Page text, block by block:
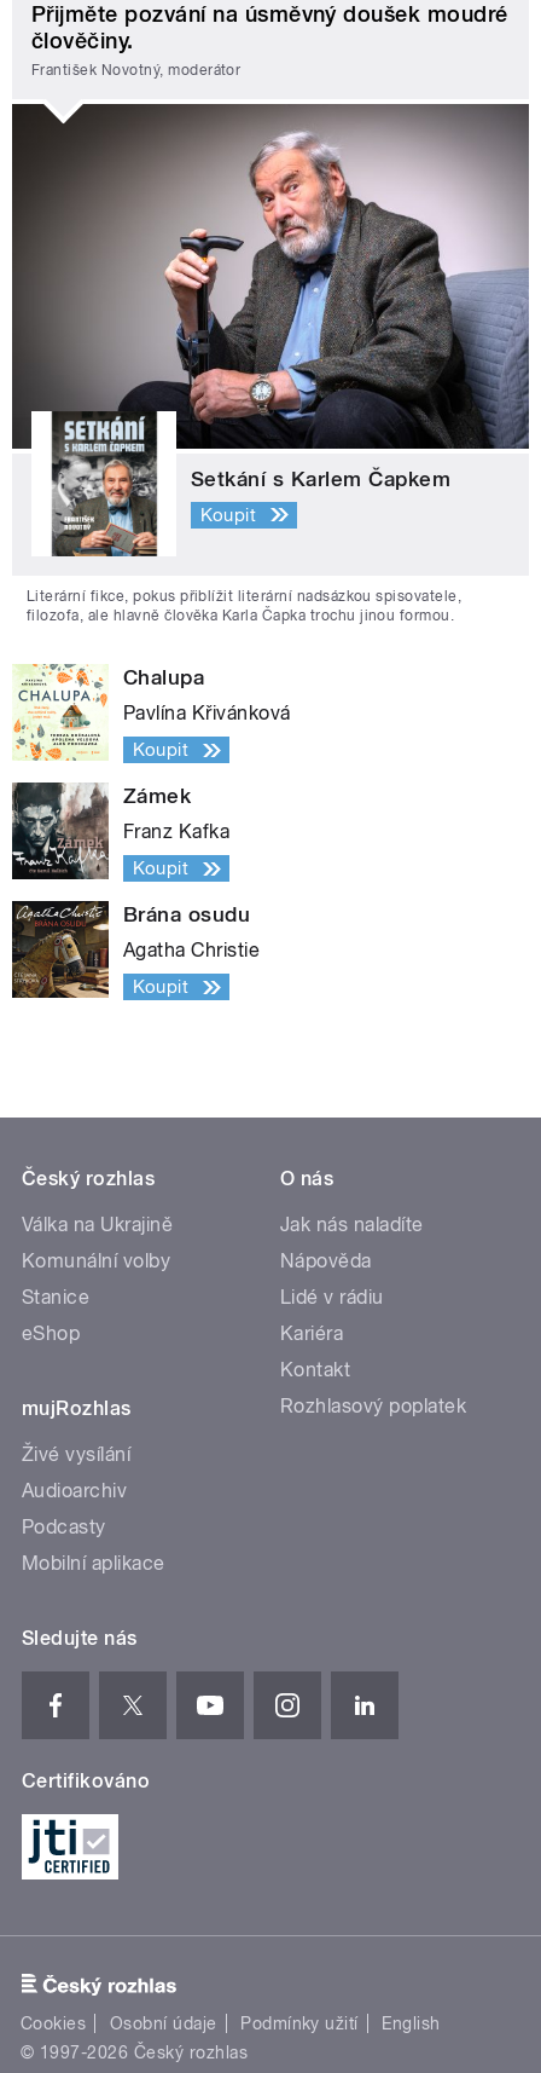
Přijměte pozvání na úsměvný doušek moudré
člověčiny.
František Novotný, moderátor
Setkání s Karlem Čapkem
Koupit
Literární fikce, pokus přiblížit literární nadsázkou spisovatele,
filozofa, ale hlavně člověka Karla Čapka trochu jinou formou.
Chalupa
Pavlína Křivánková
Koupit
Zámek
Franz Kafka
Koupit
Brána osudu
Agatha Christie
Koupit
Český rozhlas
Válka na Ukrajině
Komunální volby
Stanice
eShop
mujRozhlas
Živé vysílání
Audioarchiv
Podcasty
Mobilní aplikace
O nás
Jak nás naladíte
Nápověda
Lidé v rádiu
Kariéra
Kontakt
Rozhlasový poplatek
Sledujte nás
Certifikováno
Cookies Osobní údaje Podmínky užití
English
© 1997-2026 Český rozhlas